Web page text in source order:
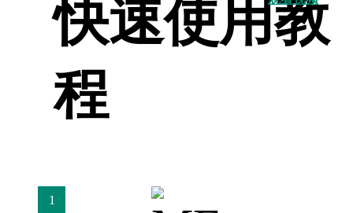
快速使用教
程
1